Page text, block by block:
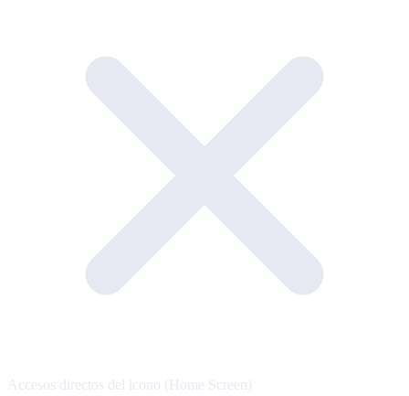
Accesos directos del icono (Home Screen)